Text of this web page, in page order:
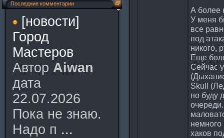
Последние комментарии
[новости]
Город
Мастеров
Автор Aiwan
дата
22.07.2026
Пока не знаю.
Надо п ...
А более
У меня
все
под
никого,
Еще
Сейчас
Skull
но буду
немного
хаков